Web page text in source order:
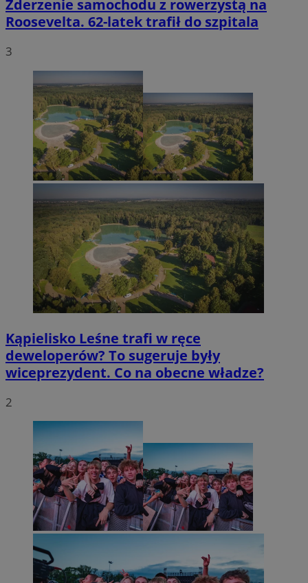
Zderzenie samochodu z rowerzystą na
Roosevelta. 62-latek trafił do szpitala
3
Kąpielisko Leśne trafi w ręce
deweloperów? To sugeruje były
wiceprezydent. Co na obecne władze?
2